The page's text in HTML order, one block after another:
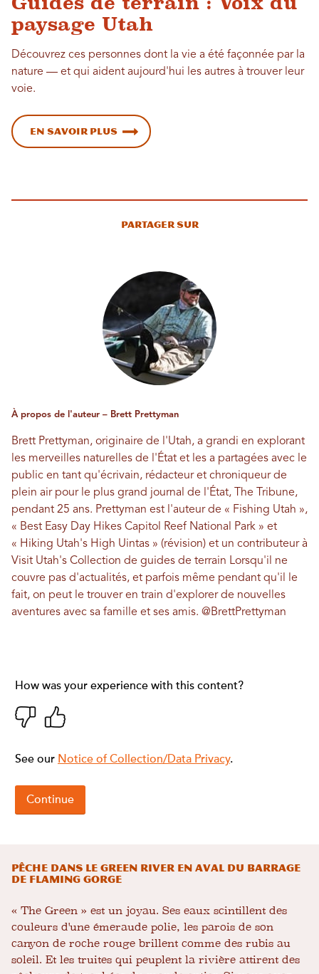
paysage Utah
Découvrez ces personnes dont la vie a été façonnée par la
nature — et qui aident aujourd'hui les autres à trouver leur
voie.
En savoir plus
Partager sur
À propos de l'auteur – Brett Prettyman
Brett Prettyman, originaire de l'Utah, a grandi en explorant
les merveilles naturelles de l'État et les a partagées avec le
public en tant qu'écrivain, rédacteur et chroniqueur de
plein air pour le plus grand journal de l'État, The Tribune,
pendant 25 ans. Prettyman est l'auteur de « Fishing Utah »,
« Best Easy Day Hikes Capitol Reef National Park » et
« Hiking Utah's High Uintas » (révision) et un contributeur à
Visit Utah's Collection de guides de terrain Lorsqu'il ne
couvre pas d'actualités, et parfois même pendant qu'il le
fait, on peut le trouver en train d'explorer de nouvelles
aventures avec sa famille et ses amis. @BrettPrettyman
Pêche dans le Green River en aval du barrage
de Flaming Gorge
« The Green » est un joyau. Ses eaux scintillent des
couleurs d'une émeraude polie, les parois de son
canyon de roche rouge brillent comme des rubis au
soleil. Et les truites qui peuplent la rivière attirent des